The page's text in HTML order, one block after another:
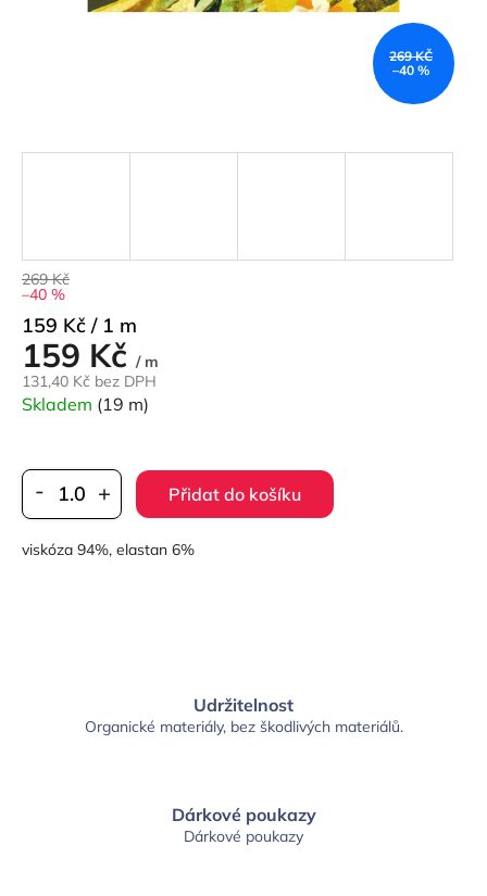
269 KČ
–40 %
269 Kč
–40 %
159 Kč / m
131,40 Kč bez DPH
Měrná
cena:
159 Kč / 1 m
Skladem (19 m)
Přidat do košíku
viskóza 94%, elastan 6%
Udržitelnost
Organické materiály, bez škodlivých materiálů.
Dárkové poukazy
Dárkové poukazy